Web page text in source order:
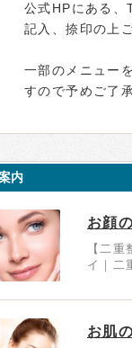
公式HPにある
記入、捺印の上
一部のメニュー
すので予めご了
内
お顔
【二
イ｜二
お肌